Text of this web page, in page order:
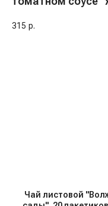
315 р.
Чай листовой